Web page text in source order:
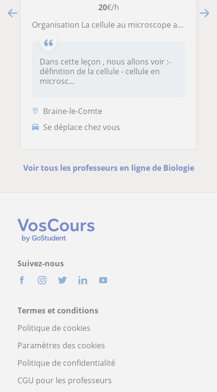
20€/h
Organisation La cellule au microscope au microscope optique et électronique et rôles des organites cellulaires
Dans cette leçon , nous allons voir :-
définition de la cellule - cellule en
microsc...
Braine-le-Comte
Se déplace chez vous
Voir tous les professeurs en ligne de Biologie
Suivez-nous
Termes et conditions
Politique de cookies
Paramètres des cookies
Politique de confidentialité
CGU pour les professeurs